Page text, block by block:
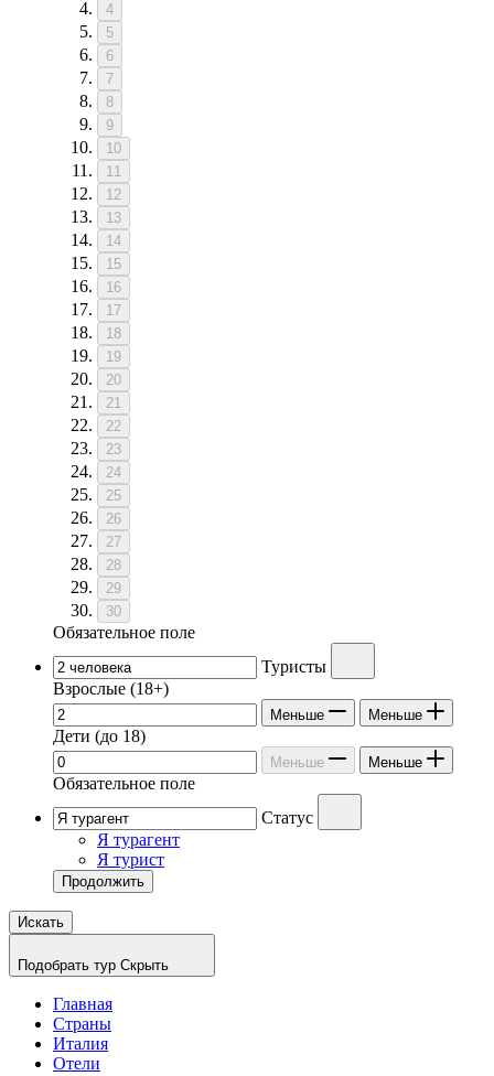
4
5
6
7
8
9
10
11
12
13
14
15
16
17
18
19
20
21
22
23
24
25
26
27
28
29
30
Обязательное поле
Туристы
Взрослые (18+)
Меньше Меньше
Дети (до 18)
Меньше Меньше
Обязательное поле
Статус
Я турагент
Я турист
Продолжить
Искать
Подобрать тур Скрыть
Главная
Страны
Италия
Отели